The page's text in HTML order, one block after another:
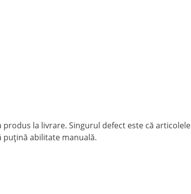
la livrare. Singurul defect este că articolele
puțină abilitate manuală.